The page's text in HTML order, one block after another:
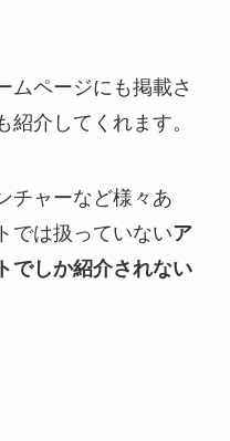
ムページにも掲載さ
介してくれます。
チャーなど様々あ
では扱っていないア
でしか紹介されない